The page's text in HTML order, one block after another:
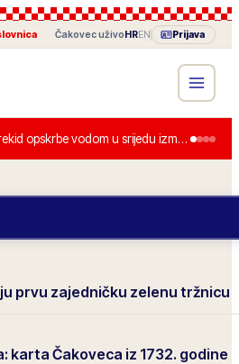
ČakovecuživoHREN Prijava
Prekid opskrbe vodom u srijedu između 8.00 i 13.00 zbog zamjene zasuna.
prvu zajedničku zelenu tržnicu
karta Čakoveca iz 1732. godine